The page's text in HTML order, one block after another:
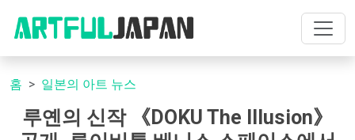
홈 일본의 아트 뉴스
루옌의 신작 《DOKU The Illusion》